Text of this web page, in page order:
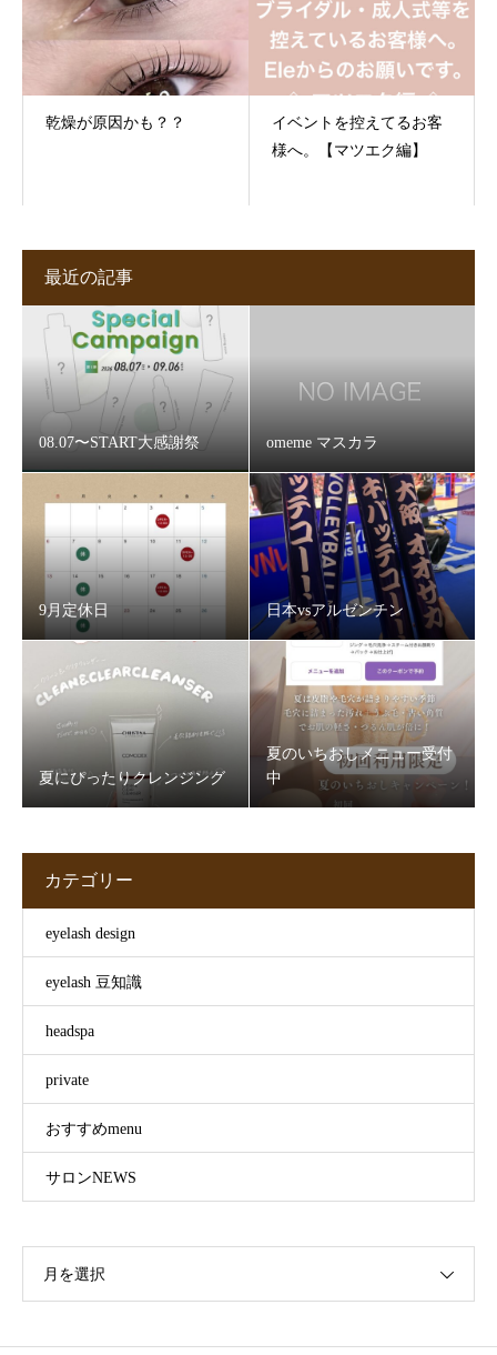
乾燥が原因かも？？
イベントを控えてるお客
様へ。【マツエク編】
最近の記事
08.07〜START大感謝祭 omeme マスカラ
9月定休日 日本vsアルゼンチン
夏にぴったりクレンジング
夏のいちおしメニュー受付
中
カテゴリー
eyelash design
eyelash 豆知識
headspa
private
おすすめmenu
サロンNEWS
月を選択